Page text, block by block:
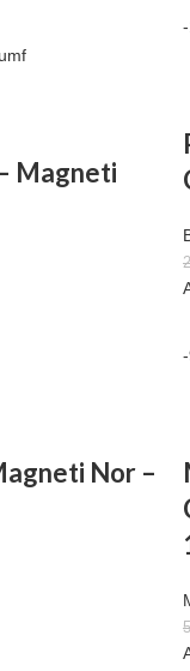
Magneti
Nor –